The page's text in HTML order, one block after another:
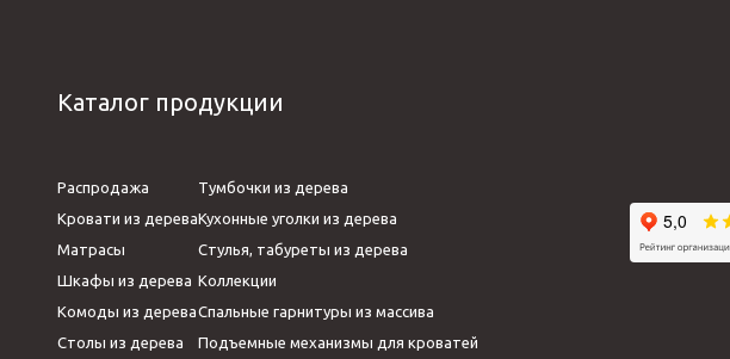
Каталог продукции
Распродажа
Кровати из дерева
Матрасы
Шкафы из дерева
Комоды из дерева
Столы из дерева
Тумбочки из дерева
Кухонные уголки из дерева
Стулья, табуреты из дерева
Коллекции
Спальные гарнитуры из массива
Подъемные механизмы для кроватей